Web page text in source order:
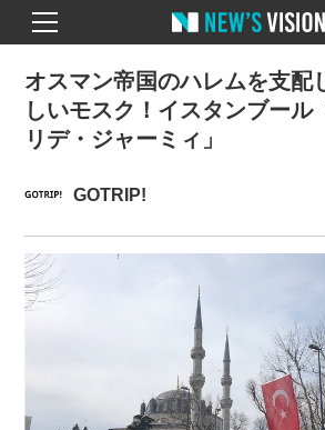
GOTRIP!
オスマン帝国のハレムを支配
しいモスク！イスタンブール
リデ・ジャーミィ」